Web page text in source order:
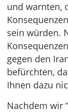
und warnten,
sein würden.
gegen den
befürchten,
Ihnen dazu
Nachdem wir